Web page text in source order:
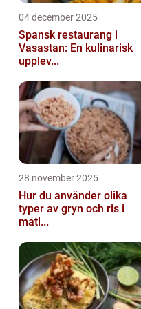
04 december 2025
Spansk restaurang i
Vasastan: En kulinarisk
upplev...
28 november 2025
Hur du använder olika
typer av gryn och ris i
matl...